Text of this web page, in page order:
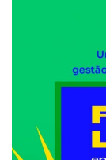
Contato